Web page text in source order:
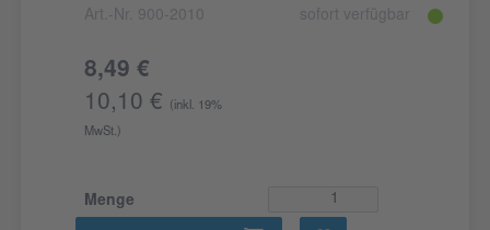
Art.-Nr. 900-2010 sofort verfügbar
8,49 €
10,10 €
(inkl. 19%
MwSt.)
Menge